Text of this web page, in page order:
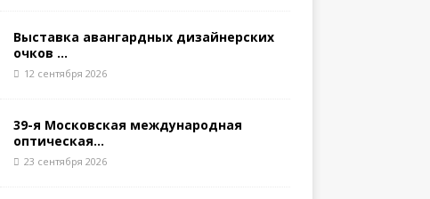
Выставка авангардных дизайнерских
очков ...
12 сентября 2026
39-я Московская международная
оптическая...
23 сентября 2026